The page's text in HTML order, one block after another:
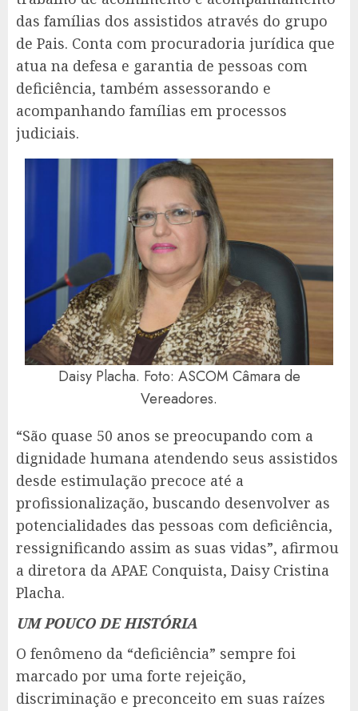
das famílias dos assistidos através do grupo
de Pais. Conta com procuradoria jurídica que
atua na defesa e garantia de pessoas com
deficiência, também assessorando e
acompanhando famílias em processos
judiciais.
Daisy Placha. Foto: ASCOM Câmara de
Vereadores.
“São quase 50 anos se preocupando com a
dignidade humana atendendo seus assistidos
desde estimulação precoce até a
profissionalização, buscando desenvolver as
potencialidades das pessoas com deficiência,
ressignificando assim as suas vidas”, afirmou
a diretora da APAE Conquista, Daisy Cristina
Placha.
UM POUCO DE HISTÓRIA
O fenômeno da “deficiência” sempre foi
marcado por uma forte rejeição,
discriminação e preconceito em suas raízes